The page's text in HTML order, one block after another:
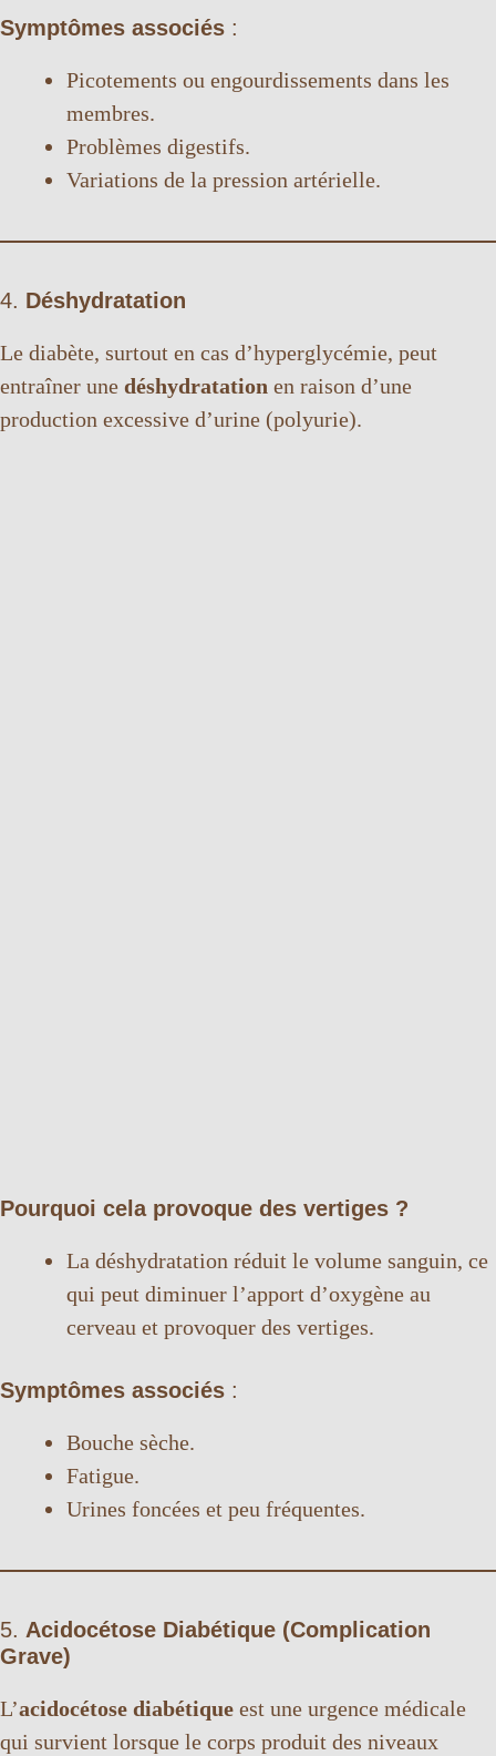
Symptômes associés :
Picotements ou engourdissements dans les
membres.
Problèmes digestifs.
Variations de la pression artérielle.
4. Déshydratation
Le diabète, surtout en cas d’hyperglycémie, peut
entraîner une déshydratation en raison d’une
production excessive d’urine (polyurie).
Pourquoi cela provoque des vertiges ?
La déshydratation réduit le volume sanguin, ce
qui peut diminuer l’apport d’oxygène au
cerveau et provoquer des vertiges.
Symptômes associés :
Bouche sèche.
Fatigue.
Urines foncées et peu fréquentes.
5. Acidocétose Diabétique (Complication
Grave)
L’acidocétose diabétique est une urgence médicale
qui survient lorsque le corps produit des niveaux